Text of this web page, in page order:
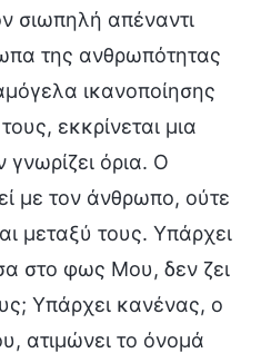
σιωπηλή απέναντι
της ανθρωπότητας
ικανοποίησης
εκκρίνεται μια
γνωρίζει όρια. Ο
με τον άνθρωπο, ούτε
μεταξύ τους. Υπάρχει
στο φως Μου, δεν ζει
Υπάρχει κανένας, ο
ατιμώνει το όνομά